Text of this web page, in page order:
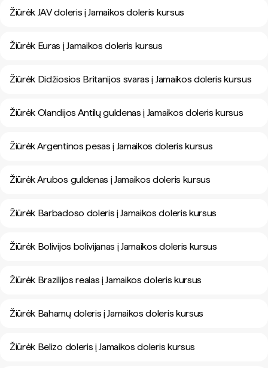
Žiūrėk JAV doleris į Jamaikos doleris kursus
Žiūrėk Euras į Jamaikos doleris kursus
Žiūrėk Didžiosios Britanijos svaras į Jamaikos doleris kursus
Žiūrėk Olandijos Antilų guldenas į Jamaikos doleris kursus
Žiūrėk Argentinos pesas į Jamaikos doleris kursus
Žiūrėk Arubos guldenas į Jamaikos doleris kursus
Žiūrėk Barbadoso doleris į Jamaikos doleris kursus
Žiūrėk Bolivijos bolivijanas į Jamaikos doleris kursus
Žiūrėk Brazilijos realas į Jamaikos doleris kursus
Žiūrėk Bahamų doleris į Jamaikos doleris kursus
Žiūrėk Belizo doleris į Jamaikos doleris kursus